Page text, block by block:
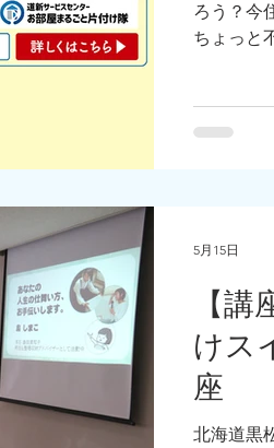
ろう？今
ちょっと
ります！
【
けス
座
北海道黒
5月15日